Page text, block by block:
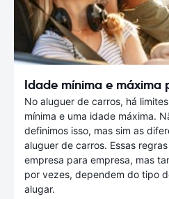
Idade mínima e máxima
No aluguer de carros, há
mínima e uma idade máxima.
definimos isso, mas sim as
aluguer de carros. Essas
empresa para empresa, mas
por vezes, dependem do tipo
alugar.